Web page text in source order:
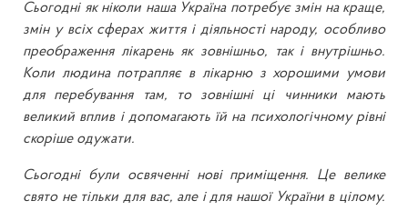
Сьогодні як ніколи наша Україна потребує змін на краще,
змін у всіх сферах життя і діяльності народу, особливо
преображення лікарень як зовнішньо, так і внутрішньо.
Коли людина потрапляє в лікарню з хорошими умови
для перебування там, то зовнішні ці чинники мають
великий вплив і допомагають їй на психологічному рівні
скоріше одужати.
Сьогодні були освяченні нові приміщення. Це велике
свято не тільки для вас, але і для нашої України в цілому.